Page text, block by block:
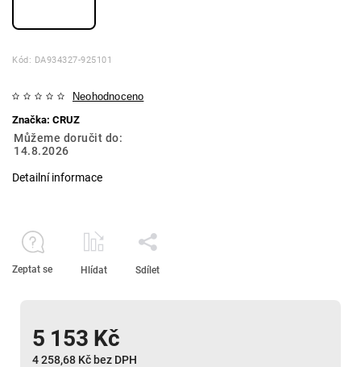
Kód: DA934327-925101
Neohodnoceno
Značka: CRUZ
5 153 Kč
4 258,68 Kč bez DPH
Můžeme doručit do:
14.8.2026
Detailní informace
Zeptat se Hlídat Sdílet